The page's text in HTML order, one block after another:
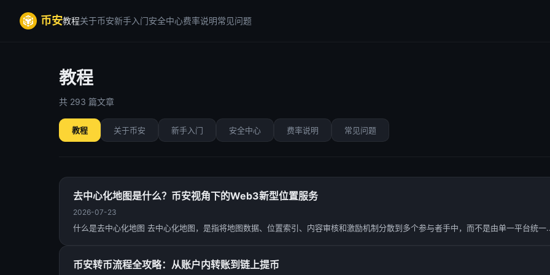
币安教程关于币安新手入门安全中心费率说明常见问题
教程
共 293 篇文章
教程 关于币安 新手入门 安全中心 费率说明 常见问题
去中心化地图是什么？币安视角下的Web3新型位置服务
2026-07-23
什么是去中心化地图 去中心化地图，是指将地图数据、位置索引、内容审核和激励机制分散到多个参与者手中，而不是由单一平台统一
币安转币流程全攻略：从账户内转账到链上提币